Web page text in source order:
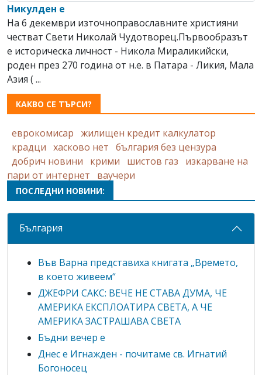
Никулден е
На 6 декември източноправославните християни
честват Свeти Николай Чудотворец.Първообразът
е историческа личност - Никола Мираликийски,
роден през 270 година от н.е. в Патара - Ликия, Мала
Азия ( ...
КАКВО СЕ ТЪРСИ?
еврокомисар жилищен кредит калкулатор
крадци хасково нет българия без цензура
добрич новини
крими шистов газ
изкарване на
пари от интернет
ваучери
ПОСЛЕДНИ НОВИНИ:
България
Във Варна представиха книгата „Времето,
в което живеем“
ДЖЕФРИ САКС: ВЕЧЕ НЕ СТАВА ДУМА, ЧЕ
АМЕРИКА ЕКСПЛОАТИРА СВЕТА, А ЧЕ
АМЕРИКА ЗАСТРАШАВА СВЕТА
Бъдни вечер е
Днес е Игнажден - почитаме св. Игнатий
Богоносец